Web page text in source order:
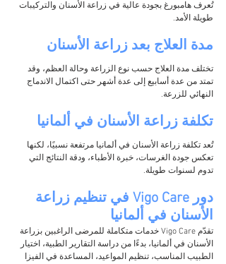
تُعرف هامبورغ بجودة عالية في زراعة الأسنان والتركيبات
طويلة الأمد.
مدة العلاج بعد زراعة الأسنان
تختلف مدة العلاج حسب نوع الزراعة وحالة العظم، وقد
تمتد من عدة أسابيع إلى عدة أشهر حتى اكتمال الاندماج
النهائي للزرعة.
تكلفة زراعة الأسنان في ألمانيا
تُعد تكلفة زراعة الأسنان في ألمانيا مرتفعة نسبيًا، لكنها
تعكس جودة الغرسات، خبرة الأطباء، ودقة النتائج التي
تدوم لسنوات طويلة.
دور Vigo Care في تنظيم زراعة
الأسنان في ألمانيا
تقدّم Vigo Care خدمات متكاملة للمرضى الراغبين بزراعة
الأسنان في ألمانيا، بدءًا من دراسة التقارير الطبية، اختيار
الطبيب المناسب، تنظيم المواعيد، المساعدة في الفيزا